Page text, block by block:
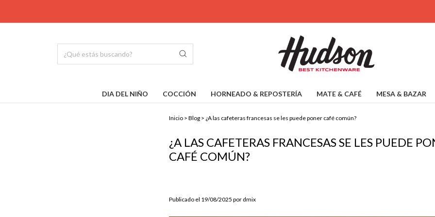
DIA DEL NIÑO COCCIÓN HORNEADO & REPOSTERÍA MATE & CAFÉ MESA & BAZAR
Inicio > Blog > ¿A las cafeteras francesas se les puede poner café común?
¿A LAS CAFETERAS FRANCESAS SE LES PUEDE
CAFÉ COMÚN?
Publicado el 19/08/2025 por dmix